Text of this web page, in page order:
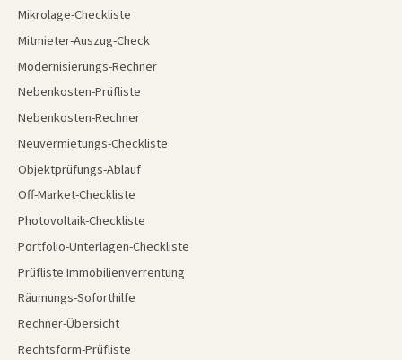
Mikrolage-Checkliste
Mitmieter-Auszug-Check
Modernisierungs-Rechner
Nebenkosten-Prüfliste
Nebenkosten-Rechner
Neuvermietungs-Checkliste
Objektprüfungs-Ablauf
Off-Market-Checkliste
Photovoltaik-Checkliste
Portfolio-Unterlagen-Checkliste
Prüfliste Immobilienverrentung
Räumungs-Soforthilfe
Rechner-Übersicht
Rechtsform-Prüfliste